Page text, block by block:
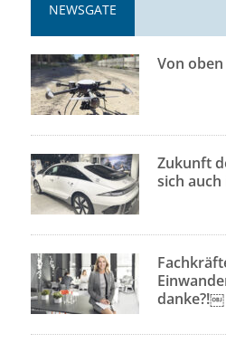
NEWSGATE
Von
Zukunft
sich auch
danke?!￼